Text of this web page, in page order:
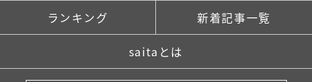
ランキング 新着記事一覧
saitaとは